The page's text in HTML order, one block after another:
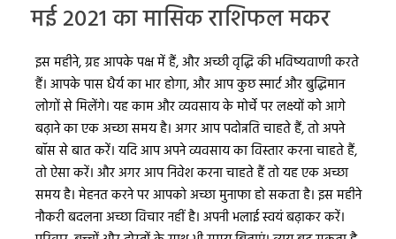
मई 2021 का मासिक राशिफल मकर
इस महीने, ग्रह आपके पक्ष में हैं, और अच्छी वृद्धि की भविष्यवाणी करते
हैं। आपके पास धैर्य का भार होगा, और आप कुछ स्मार्ट और बुद्धिमान
लोगों से मिलेंगे। यह काम और व्यवसाय के मोर्चे पर लक्ष्यों को आगे
बढ़ाने का एक अच्छा समय है। अगर आप पदोन्नति चाहते हैं, तो अपने
बॉस से बात करें। यदि आप अपने व्यवसाय का विस्तार करना चाहते हैं,
तो ऐसा करें। और अगर आप निवेश करना चाहते हैं तो यह एक अच्छा
समय है। मेहनत करने पर आपको अच्छा मुनाफा हो सकता है। इस महीने
नौकरी बदलना अच्छा विचार नहीं है। अपनी भलाई स्वयं बढ़ाकर करें।